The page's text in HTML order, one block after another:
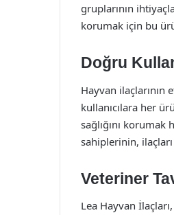
gruplarının
korumak için bu
Doğru
Hayvan
kullanıcılara her
sağlığını
sahiplerinin,
Veteriner
Lea Hayvan